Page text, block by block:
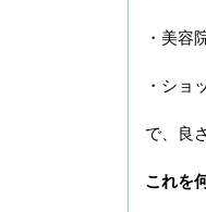
・美容
・ショ
で、良
これを